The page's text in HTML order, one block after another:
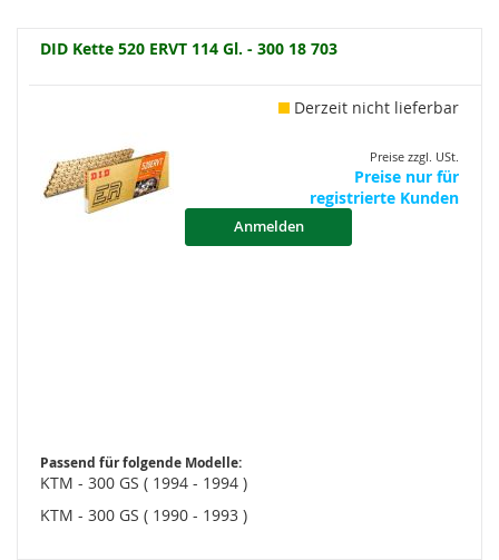
DID Kette 520 ERVT 114 Gl. - 300 18 703
Derzeit nicht lieferbar
Preise zzgl. USt.
Preise nur für
registrierte Kunden
Anmelden
Passend für folgende Modelle:
KTM - 300 GS ( 1994 - 1994 )
KTM - 300 GS ( 1990 - 1993 )